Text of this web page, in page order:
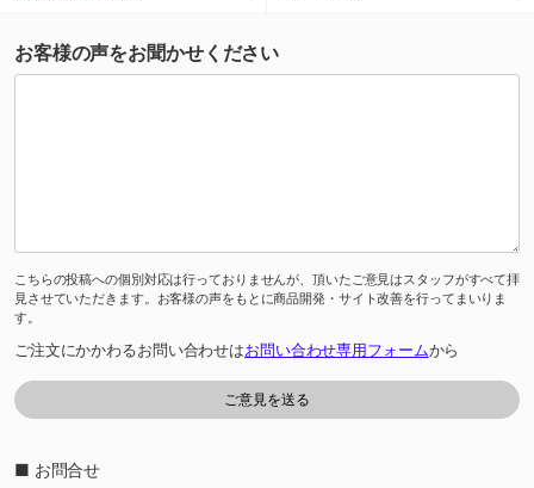
お客様の声をお聞かせください
こちらの投稿への個別対応は行っておりませんが、頂いたご意見はスタッフがすべて拝
見させていただきます。お客様の声をもとに商品開発・サイト改善を行ってまいりま
す。
ご注文にかかわるお問い合わせはお問い合わせ専用フォームから
■ お問合せ